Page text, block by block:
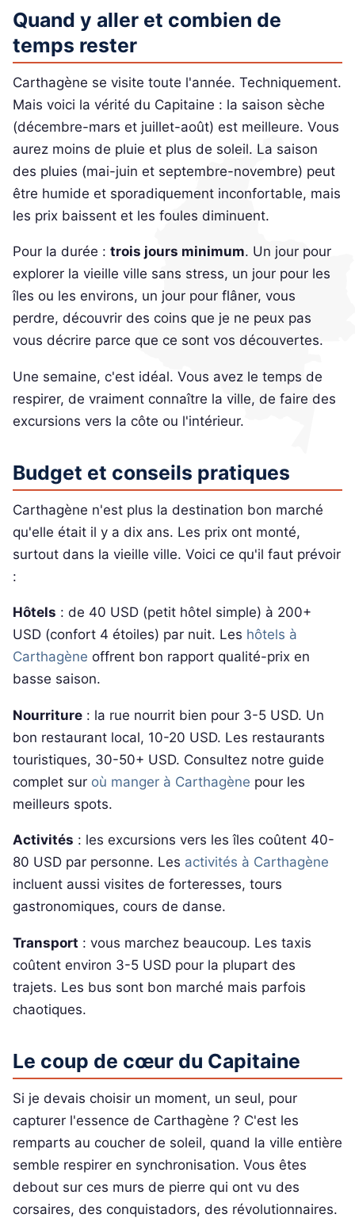
Quand y aller et combien de
temps rester
Carthagène se visite toute l'année. Techniquement.
Mais voici la vérité du Capitaine : la saison sèche
(décembre-mars et juillet-août) est meilleure. Vous
aurez moins de pluie et plus de soleil. La saison
des pluies (mai-juin et septembre-novembre) peut
être humide et sporadiquement inconfortable, mais
les prix baissent et les foules diminuent.
Pour la durée : trois jours minimum. Un jour pour
explorer la vieille ville sans stress, un jour pour les
îles ou les environs, un jour pour flâner, vous
perdre, découvrir des coins que je ne peux pas
vous décrire parce que ce sont vos découvertes.
Une semaine, c'est idéal. Vous avez le temps de
respirer, de vraiment connaître la ville, de faire des
excursions vers la côte ou l'intérieur.
Budget et conseils pratiques
Carthagène n'est plus la destination bon marché
qu'elle était il y a dix ans. Les prix ont monté,
surtout dans la vieille ville. Voici ce qu'il faut prévoir
:
Hôtels : de 40 USD (petit hôtel simple) à 200+
USD (confort 4 étoiles) par nuit. Les hôtels à
Carthagène offrent bon rapport qualité-prix en
basse saison.
Nourriture : la rue nourrit bien pour 3-5 USD. Un
bon restaurant local, 10-20 USD. Les restaurants
touristiques, 30-50+ USD. Consultez notre guide
complet sur où manger à Carthagène pour les
meilleurs spots.
Activités : les excursions vers les îles coûtent 40-
80 USD par personne. Les activités à Carthagène
incluent aussi visites de forteresses, tours
gastronomiques, cours de danse.
Transport : vous marchez beaucoup. Les taxis
coûtent environ 3-5 USD pour la plupart des
trajets. Les bus sont bon marché mais parfois
chaotiques.
Le coup de cœur du Capitaine
Si je devais choisir un moment, un seul, pour
capturer l'essence de Carthagène ? C'est les
remparts au coucher de soleil, quand la ville entière
semble respirer en synchronisation. Vous êtes
debout sur ces murs de pierre qui ont vu des
corsaires, des conquistadors, des révolutionnaires.